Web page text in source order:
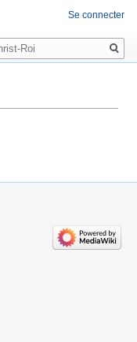
Se connecter